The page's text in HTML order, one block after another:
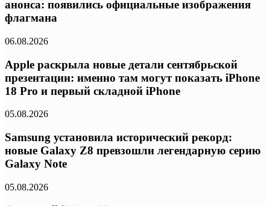
анонса: появились официальные изображения
флагмана
06.08.2026
Apple раскрыла новые детали сентябрьской
презентации: именно там могут показать iPhone
18 Pro и первый складной iPhone
05.08.2026
Samsung установила исторический рекорд:
новые Galaxy Z8 превзошли легендарную серию
Galaxy Note
05.08.2026